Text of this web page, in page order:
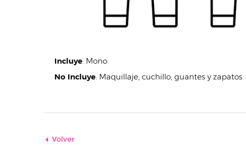
Incluye: Mono
No Incluye: Maquillaje, cuchillo, guantes y zapatos
Volver